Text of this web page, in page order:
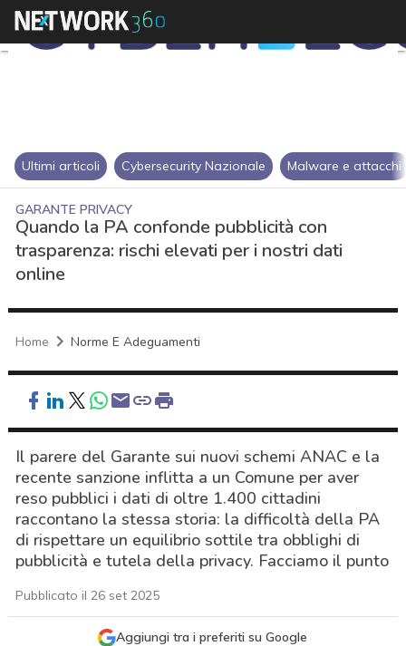
Ultimi articoli Cybersecurity Nazionale Malware e attacchi
GARANTE PRIVACY
Quando la PA confonde pubblicità con
trasparenza: rischi elevati per i nostri dati
online
Home Norme E Adeguamenti
Il parere del Garante sui nuovi schemi ANAC e la
recente sanzione inflitta a un Comune per aver
reso pubblici i dati di oltre 1.400 cittadini
raccontano la stessa storia: la difficoltà della PA
di rispettare un equilibrio sottile tra obblighi di
pubblicità e tutela della privacy. Facciamo il punto
Pubblicato il 26 set 2025
Aggiungi tra i preferiti su Google